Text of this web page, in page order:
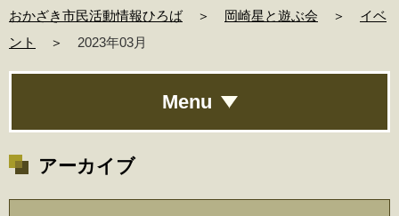
おかざき市民活動情報ひろば ＞ 岡崎星と遊ぶ会 ＞
イベ
ント
＞ 2023年03月
Menu
アーカイブ